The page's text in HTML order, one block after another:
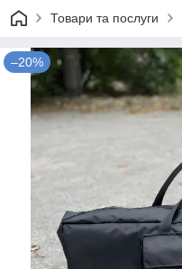
Товари та послуги
–20%